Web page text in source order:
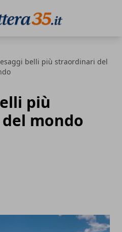
belli più straordinari del
più
mondo